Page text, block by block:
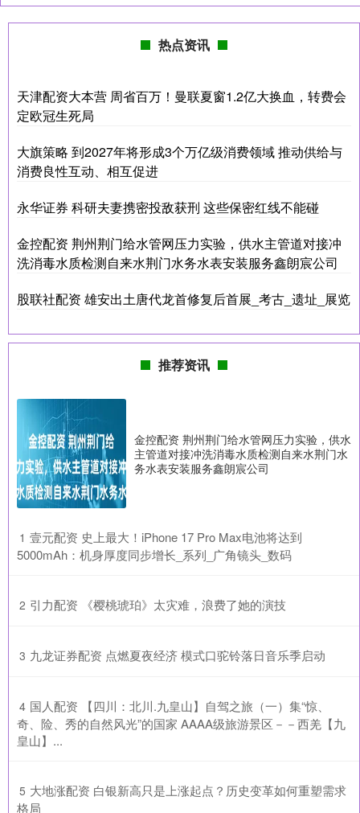
热点资讯
天津配资大本营 周省百万！曼联夏窗1.2亿大换血，转费会
定欧冠生死局
大旗策略 到2027年将形成3个万亿级消费领域 推动供给与
消费良性互动、相互促进
永华证券 科研夫妻携密投敌获刑 这些保密红线不能碰
金控配资 荆州荆门给水管网压力实验，供水主管道对接冲
洗消毒水质检测自来水荆门水务水表安装服务鑫朗宸公司
股联社配资 雄安出土唐代龙首修复后首展_考古_遗址_展览
推荐资讯
金控配资 荆州荆门给水管网压力实验，供水
主管道对接冲洗消毒水质检测自来水荆门水
务水表安装服务鑫朗宸公司
1 ​壹元配资 史上最大！iPhone 17 Pro Max电池将达到
5000mAh：机身厚度同步增长_系列_广角镜头_数码
2 ​引力配资 《樱桃琥珀》太灾难，浪费了她的演技
3 ​九龙证券配资 点燃夏夜经济 模式口驼铃落日音乐季启动
4 ​国人配资 【四川：北川.九皇山】自驾之旅（一）集“惊、
奇、险、秀的自然风光”的国家 AAAA级旅游景区－－西羌【九
皇山】...
5 ​大地涨配资 白银新高只是上涨起点？历史变革如何重塑需求
格局